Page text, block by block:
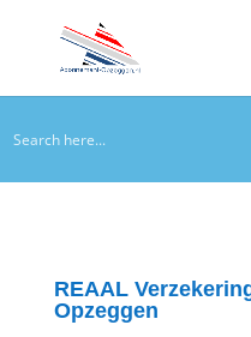
REAAL
Opzeggen